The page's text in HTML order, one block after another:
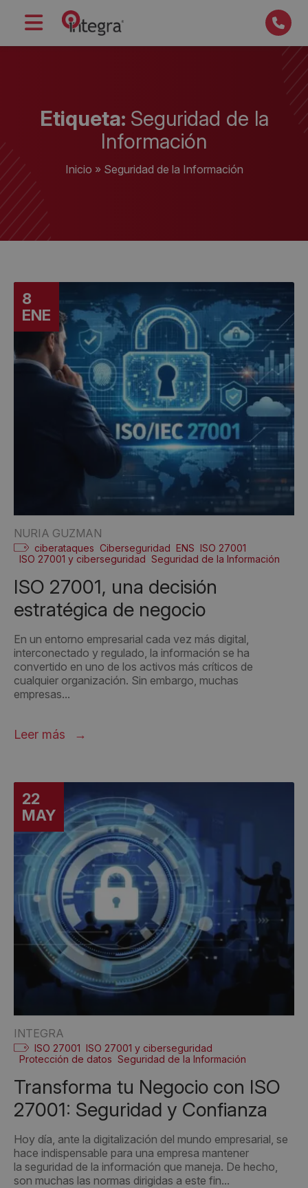
Etiqueta: Seguridad de la
Información
Inicio » Seguridad de la Información
8
ENE
NURIA GUZMAN
ciberataques Ciberseguridad ENS ISO 27001
ISO 27001 y ciberseguridad Seguridad de la Información
ISO 27001, una decisión
estratégica de negocio
En un entorno empresarial cada vez más digital,
interconectado y regulado, la información se ha
convertido en uno de los activos más críticos de
cualquier organización. Sin embargo, muchas
empresas...
Leer más
22
MAY
INTEGRA
ISO 27001 ISO 27001 y ciberseguridad
Protección de datos Seguridad de la Información
Transforma tu Negocio con ISO
27001: Seguridad y Confianza
Hoy día, ante la digitalización del mundo empresarial, se
hace indispensable para una empresa mantener
la seguridad de la información que maneja. De hecho,
son muchas las normas dirigidas a este fin...